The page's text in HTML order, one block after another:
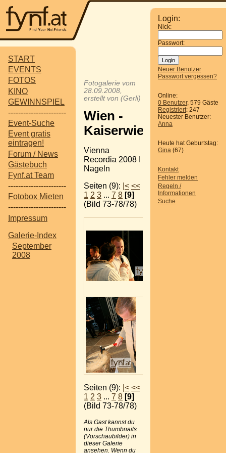
START
EVENTS
FOTOS
KINO
GEWINNSPIEL
-----------------------
Event-Suche
Event gratis
eintragen!
Forum / News
Gästebuch
Fynf.at Team
-----------------------
Fotobox Mieten
-----------------------
Impressum
Galerie-Index
September
2008
Login:
Nick:
Passwort:
Neuer Benutzer
Passwort vergessen?
Online:
0 Benutzer, 579 Gäste
Registriert: 247
Neuester Benutzer:
Anna
Heute hat Geburtstag:
Gina (67)
Kontakt
Fehler melden
Regeln /
Informationen
Suche
Fotogalerie vom
28.09.2008,
erstellt von (Gerli)
Wien -
Kaiserwiese
Vienna
Recordia 2008 I
Nageln
Seiten (9): |< <<
1 2 3 ... 7 8 [9]
(Bild 73-78/78)
Seiten (9): |< <<
1 2 3 ... 7 8 [9]
(Bild 73-78/78)
Als Gast kannst du
nur die Thumbnails
(Vorschaubilder) in
dieser Galerie
ansehen. Wenn du